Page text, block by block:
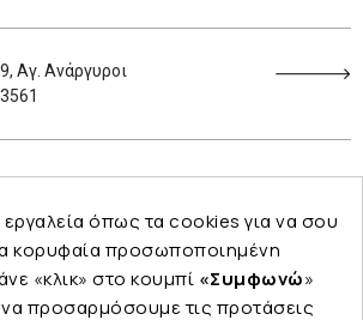
Αγ. Ανάργυροι
όπως τα cookies για να σου
κορυφαία προσωποποιημένη
«κλικ» στο κουμπί «Συμφωνώ»
προσαρμόσουμε τις προτάσεις